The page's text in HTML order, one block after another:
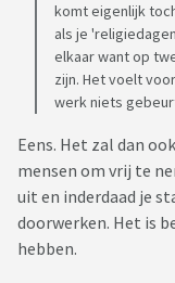
komt eigenlijk
als je
elkaar want op
zijn. Het voelt
werk niets
Eens. Het zal dan
mensen om vrij te
uit en inderdaad je
doorwerken. Het is
hebben.